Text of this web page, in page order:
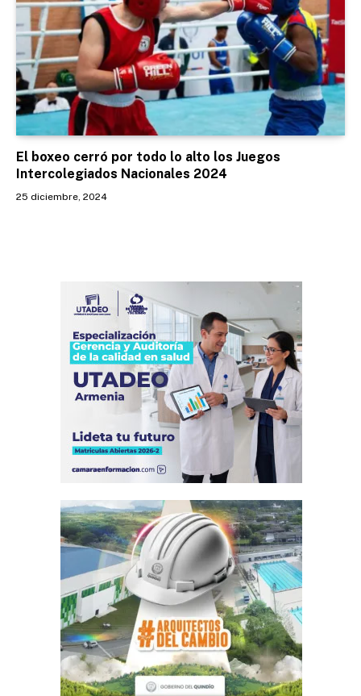
El boxeo cerró por todo lo alto los Juegos
Intercolegiados Nacionales 2024
25 diciembre, 2024